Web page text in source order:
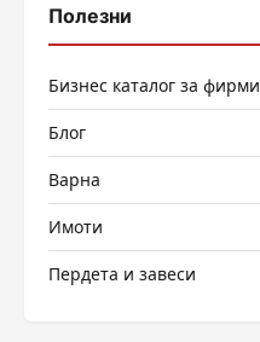
Полезни
Бизнес каталог за фирми
Блог
Варна
Имоти
Пердета и завеси